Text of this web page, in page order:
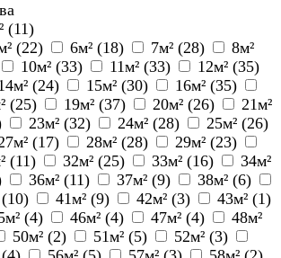
(11)
(22) 6м² (18) 7м² (28)
8м²
10м² (33) 11м² (33) 12м² (35)
(24) 15м² (30) 16м² (35)
(25) 19м² (37) 20м² (26)
21м²
23м² (32) 24м² (28) 25м² (26)
(17) 28м² (28) 29м² (23)
(11) 32м² (25) 33м² (16)
34м²
36м² (11) 37м² (9) 38м² (6)
10) 41м² (9) 42м² (3) 43м² (1)
(4) 46м² (4) 47м² (4)
48м²
50м² (2) 51м² (5) 52м² (3)